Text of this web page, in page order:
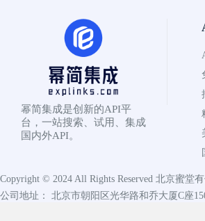
幂简集成是创新的API平
台，一站搜索、试用、集成
国内外API。
Copyright © 2024 All Rights Reserved 北京蜜堂
公司地址： 北京市朝阳区光华路和乔大厦C座